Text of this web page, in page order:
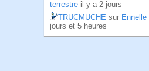
terrestre il y a 2 jours
TRUCMUCHE sur Ennelle
jours et 5 heures